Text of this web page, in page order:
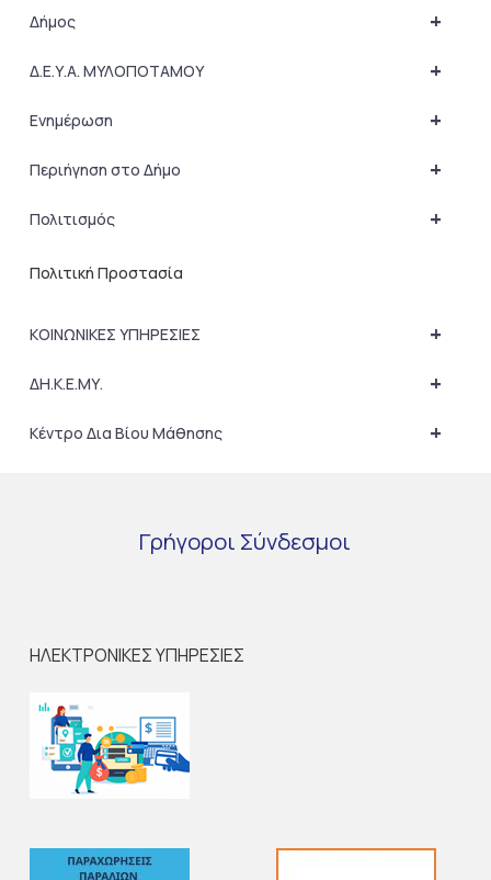
+
Δήμος
+
Δ.Ε.Υ.Α. ΜΥΛΟΠΟΤΑΜΟΥ
+
Ενημέρωση
+
Περιήγηση στο Δήμο
+
Πολιτισμός
Πολιτική Προστασία
+
ΚΟΙΝΩΝΙΚΕΣ ΥΠΗΡΕΣΙΕΣ
+
ΔΗ.Κ.Ε.ΜΥ.
+
Κέντρο Δια Βίου Μάθησης
Γρήγοροι Σύνδεσμοι
ΗΛΕΚΤΡΟΝΙΚΕΣ ΥΠΗΡΕΣΙΕΣ